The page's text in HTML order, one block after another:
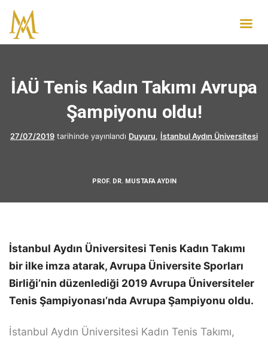
İAÜ Tenis Kadın Takımı Avrupa
Şampiyonu oldu!
27/07/2019 tarihinde yayınlandı Duyuru, İstanbul Aydın Üniversitesi
PROF. DR. MUSTAFA AYDIN
İstanbul Aydın Üniversitesi Tenis Kadın Takımı
bir ilke imza atarak, Avrupa Üniversite Sporları
Birliği’nin düzenlediği 2019 Avrupa Üniversiteler
Tenis Şampiyonası’nda Avrupa Şampiyonu oldu.
İstanbul Aydın Üniversitesi Kadın Tenis Takımı,